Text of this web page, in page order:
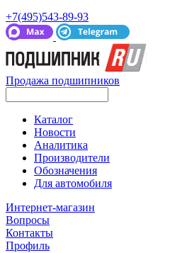
+7(495)543-89-93
Продажа подшипников
Каталог
Новости
Аналитика
Производители
Обозначения
Для автомобиля
Интернет-магазин
Вопросы
Контакты
Профиль